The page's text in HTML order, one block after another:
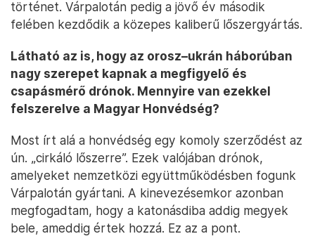
történet. Várpalotán pedig a jövő év második
felében kezdődik a közepes kaliberű lőszergyártás.
Látható az is, hogy az orosz–ukrán háborúban
nagy szerepet kapnak a megfigyelő és
csapásmérő drónok. Mennyire van ezekkel
felszerelve a Magyar Honvédség?
Most írt alá a honvédség egy komoly szerződést az
ún. „cirkáló lőszerre”. Ezek valójában drónok,
amelyeket nemzetközi együttműködésben fogunk
Várpalotán gyártani. A kinevezésemkor azonban
megfogadtam, hogy a katonásdiba addig megyek
bele, ameddig értek hozzá. Ez az a pont.